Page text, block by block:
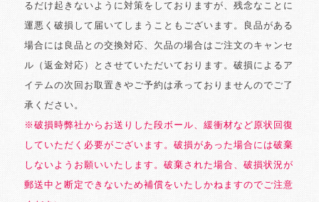
るだけ起きないように対策をしておりますが、残念なことに
運悪く破損して届いてしまうこともございます。良品がある
場合には良品との交換対応、欠品の場合はご注文のキャンセ
ル（返金対応）とさせていただいております。破損によるア
イテムの次回お取置きやご予約は承っておりませんのでご了
承ください。
※破損時弊社からお送りした段ボール、緩衝材など原状回復
していただく必要がございます。破損があった場合には破棄
しないようお願いいたします。破棄された場合、破損状況が
郵送中と断定できないため補償をいたしかねますのでご注意